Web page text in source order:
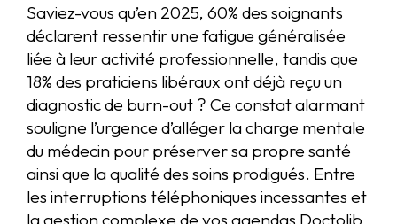
Saviez-vous qu’en 2025, 60% des soignants
déclarent ressentir une fatigue généralisée
liée à leur activité professionnelle, tandis que
18% des praticiens libéraux ont déjà reçu un
diagnostic de burn-out ? Ce constat alarmant
souligne l’urgence d’alléger la charge mentale
du médecin pour préserver sa propre santé
ainsi que la qualité des soins prodigués. Entre
les interruptions téléphoniques incessantes et
la gestion complexe de vos agendas Doctolib